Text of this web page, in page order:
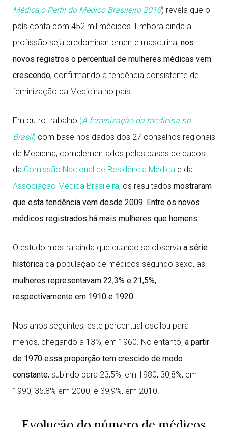
Médica,o Perfil do Médico Brasileiro 2018) revela que o
país conta com 452 mil médicos. Embora ainda a
profissão seja predominantemente masculina, nos
novos registros o percentual de mulheres médicas vem
crescendo, confirmando a tendência consistente de
feminização da Medicina no país.
Em outro trabalho (A feminização da medicina no
Brasil) com base nos dados dos 27 conselhos regionais
de Medicina, complementados pelas bases de dados
da Comissão Nacional de Residência Médica e da
Associação Médica Brasileira, os resultados mostraram
que esta tendência vem desde 2009. Entre os novos
médicos registrados há mais mulheres que homens.
O estudo mostra ainda que quando se observa a série
histórica da população de médicos segundo sexo, as
mulheres representavam 22,3% e 21,5%,
respectivamente em 1910 e 1920.
Nos anos seguintes, este percentual oscilou para
menos, chegando a 13%, em 1960. No entanto, a partir
de 1970 essa proporção tem crescido de modo
constante, subindo para 23,5%, em 1980; 30,8%, em
1990; 35,8% em 2000; e 39,9%, em 2010.